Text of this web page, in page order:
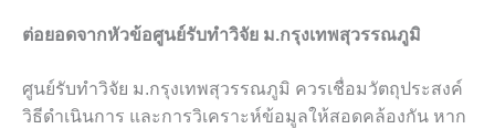
ต่อยอดจากหัวข้อศูนย์รับทำวิจัย ม.กรุงเทพสุวรรณภูมิ
ศูนย์รับทำวิจัย ม.กรุงเทพสุวรรณภูมิ ควรเชื่อมวัตถุประสงค์
วิธีดำเนินการ และการวิเคราะห์ข้อมูลให้สอดคล้องกัน หาก